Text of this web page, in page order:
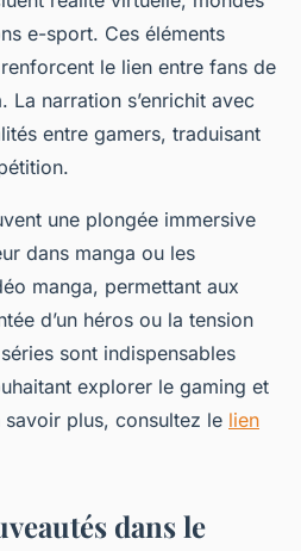
e-sport. Ces éléments
le lien entre fans de
La narration s’enrichit avec
entre gamers, traduisant
une plongée immersive
dans manga ou les
manga, permettant aux
d’un héros ou la tension
sont indispensables
explorer le gaming et
plus, consultez le lien
dans le